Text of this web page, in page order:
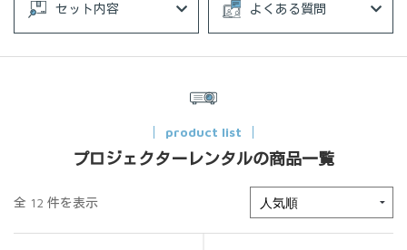
セット内容 よくある質問
product list
プロジェクターレンタルの商品一覧
全 12 件を表示